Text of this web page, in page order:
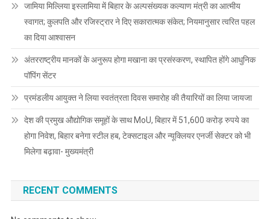
जामिया मिल्लिया इस्लामिया में बिहार के अल्पसंख्यक कल्याण मंत्री का आत्मीय
स्वागत; कुलपति और रजिस्ट्रार ने दिए सकारात्मक संकेत; नियमानुसार त्वरित पहल
का दिया आश्वासन
अंतरराष्ट्रीय मानकों के अनुरूप होगा मखाना का प्रसंस्करण, स्थापित होंगे आधुनिक
पॉपिंग सेंटर
प्रमंडलीय आयुक्त ने लिया स्वतंत्रता दिवस समारोह की तैयारियों का लिया जायजा
देश की प्रमुख औद्योगिक समूहों के साथ MoU, बिहार में 51,600 करोड़ रुपये का
होगा निवेश, बिहार बनेगा स्टील हब, टेक्सटाइल और न्यूक्लियर एनर्जी सेक्टर को भी
मिलेगा बढ़ावा- मुख्यमंत्री
RECENT COMMENTS